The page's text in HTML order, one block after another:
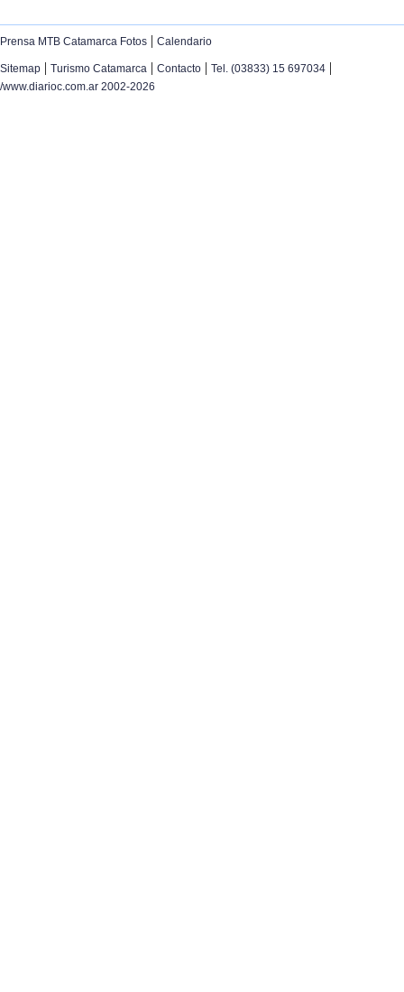
Prensa MTB Catamarca Fotos | Calendario
Sitemap | Turismo Catamarca | Contacto | Tel. (03833) 15 697034 |
/www.diarioc.com.ar 2002-2026